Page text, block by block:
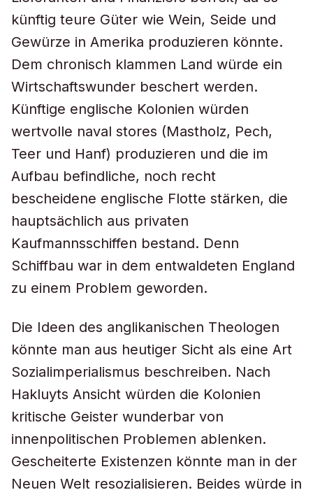
künftig teure Güter wie Wein, Seide und
Gewürze in Amerika produzieren könnte.
Dem chronisch klammen Land würde ein
Wirtschaftswunder beschert werden.
Künftige englische Kolonien würden
wertvolle naval stores (Mastholz, Pech,
Teer und Hanf) produzieren und die im
Aufbau befindliche, noch recht
bescheidene englische Flotte stärken, die
hauptsächlich aus privaten
Kaufmannsschiffen bestand. Denn
Schiffbau war in dem entwaldeten England
zu einem Problem geworden.
Die Ideen des anglikanischen Theologen
könnte man aus heutiger Sicht als eine Art
Sozialimperialismus beschreiben. Nach
Hakluyts Ansicht würden die Kolonien
kritische Geister wunderbar von
innenpolitischen Problemen ablenken.
Gescheiterte Existenzen könnte man in der
Neuen Welt resozialisieren. Beides würde in